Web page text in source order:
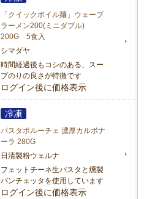
「クイックボイル麺」ウェーブ
ラーメン200(ミニダブル)
200G 5食入
シマダヤ
時間経過後もコシのある、スー
プのりの良さが特徴です
ログイン後に価格表示
パスタポルーチェ 濃厚カルボナ
ーラ 280G
日清製粉ウェルナ
フェットチーネ生パスタと燻製
パンチェッタを使用しています
ログイン後に価格表示